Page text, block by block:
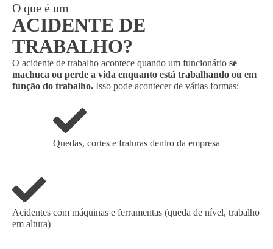
O que é um
ACIDENTE DE
TRABALHO?
O acidente de trabalho acontece quando um funcionário se
machuca ou perde a vida enquanto está trabalhando ou em
função do trabalho. Isso pode acontecer de várias formas:
Quedas, cortes e fraturas dentro da empresa
Acidentes com máquinas e ferramentas (queda de nível, trabalho
em altura)